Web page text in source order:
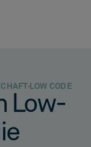
LOW CODE
Low-